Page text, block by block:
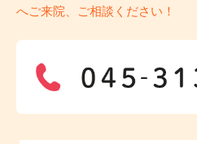
へご来院、ご相談ください！